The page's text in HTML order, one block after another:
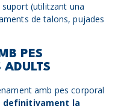
(utilitzant una
de talons, pujades
PES
amb pes corporal
definitivament la